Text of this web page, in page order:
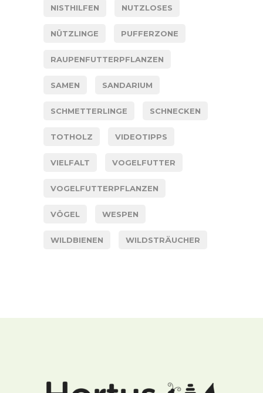
NISTHILFEN NUTZLOSES
NÜTZLINGE PUFFERZONE
RAUPENFUTTERPFLANZEN
SAMEN SANDARIUM
SCHMETTERLINGE SCHNECKEN
TOTHOLZ VIDEOTIPPS
VIELFALT VOGELFUTTER
VOGELFUTTERPFLANZEN
VÖGEL WESPEN
WILDBIENEN WILDSTRÄUCHER